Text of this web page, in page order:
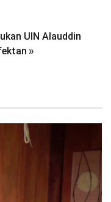
UIN Alauddin
»